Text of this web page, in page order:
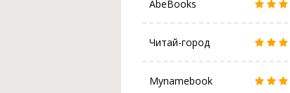
AbeBooks
Читай-город
Mynamebook